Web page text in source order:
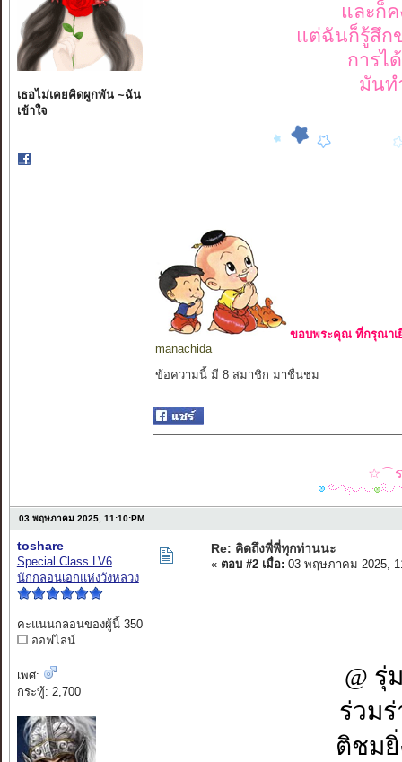
เธอไม่เคยคิดผูกพัน ~ฉัน
เข้าใจ
และก็
แต่ฉันก็รู้สึก
การไ
มันท
ขอบพระคุณ ที่กรุณาเ
manachida
ข้อความนี้ มี 8 สมาชิก มาชื่นชม
☆⌒ร
03 พฤษภาคม 2025, 11:10:PM
toshare
Special Class LV6
นักกลอนเอกแห่งวังหลวง
คะแนนกลอนของผู้นี้ 350
ออฟไลน์
เพศ:
กระทู้: 2,700
Re: คิดถึงพี่พี่ทุกท่านนะ
« ตอบ #2 เมื่อ: 03 พฤษภาคม 2025,
@ รุ่
ร่วม
ติชมยิ่